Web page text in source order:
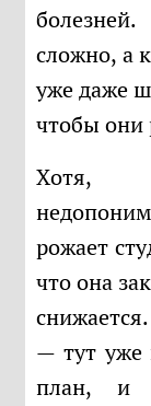
сложно, а
уже даже
чтобы они
Хотя, возможно, никакого
рожает
что она
— тут уже
план, и